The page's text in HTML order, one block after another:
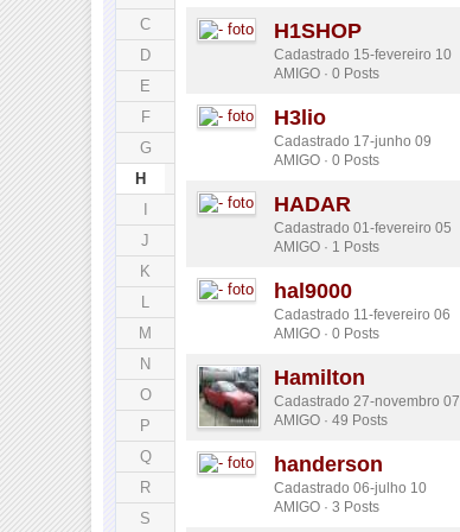
C
D
E
F
G
H
J
K
L
M
N
O
P
Q
R
S
H1SHOP
Cadastrado 15-fevereiro 10
AMIGO · 0 Posts
H3lio
Cadastrado 17-junho 09
AMIGO · 0 Posts
HADAR
Cadastrado 01-fevereiro 05
AMIGO · 1 Posts
hal9000
Cadastrado 11-fevereiro 06
AMIGO · 0 Posts
Hamilton
Cadastrado 27-novembro 07
AMIGO · 49 Posts
handerson
Cadastrado 06-julho 10
AMIGO · 3 Posts